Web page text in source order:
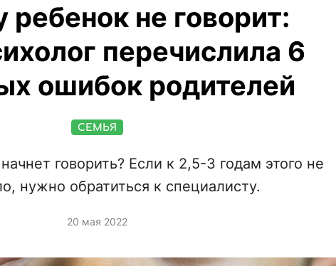
ребенок не говорит:
перечислила 6
ошибок родителей
СЕМЬЯ
говорить? Если к 2,5-3 годам этого не
нужно обратиться к специалисту.
20 мая 2022